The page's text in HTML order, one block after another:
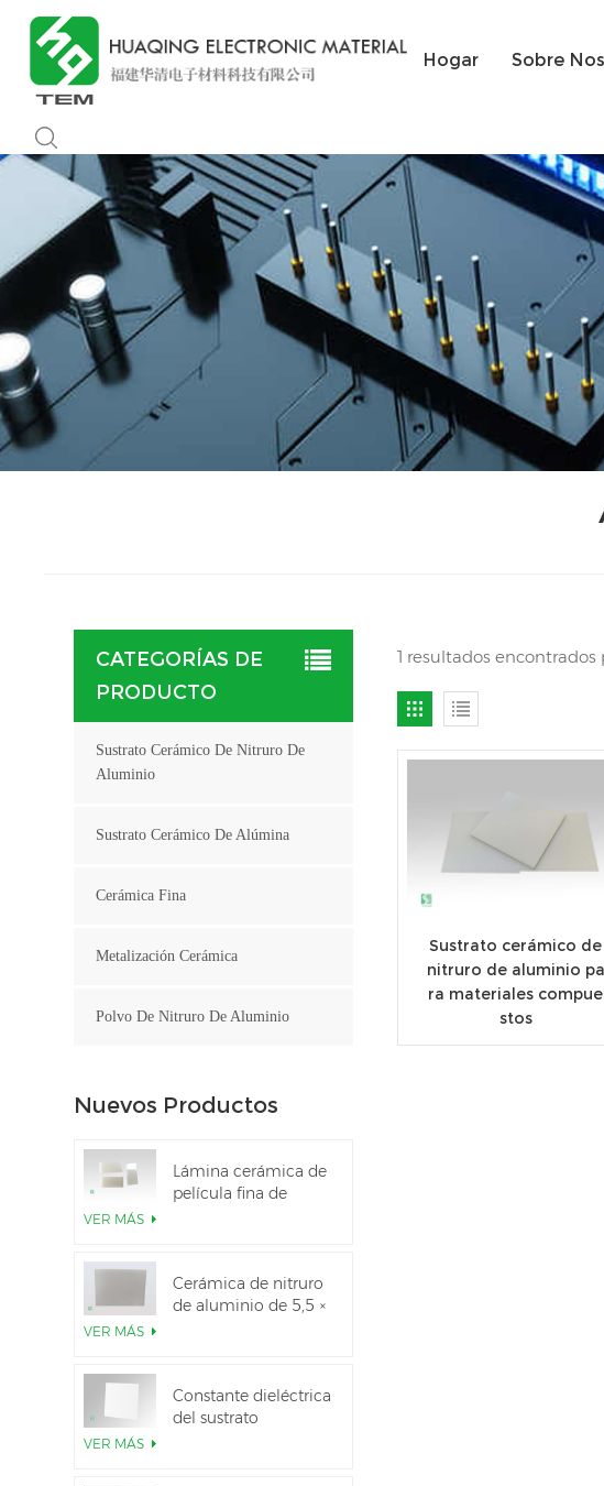
Hogar Sobre
1 resultados
Sustrato cerámico de
nitruro de aluminio pa
ra materiales compue
stos
CATEGORÍAS DE
PRODUCTO
Sustrato Cerámico De Nitruro De
Aluminio
Sustrato Cerámico De Alúmina
Cerámica Fina
Metalización Cerámica
Polvo De Nitruro De Aluminio
Nuevos Productos
Lámina cerámica de
película fina de
VER MÁS
Cerámica de nitruro
de aluminio de 5,5 ×
VER MÁS
Constante dieléctrica
del sustrato
VER MÁS